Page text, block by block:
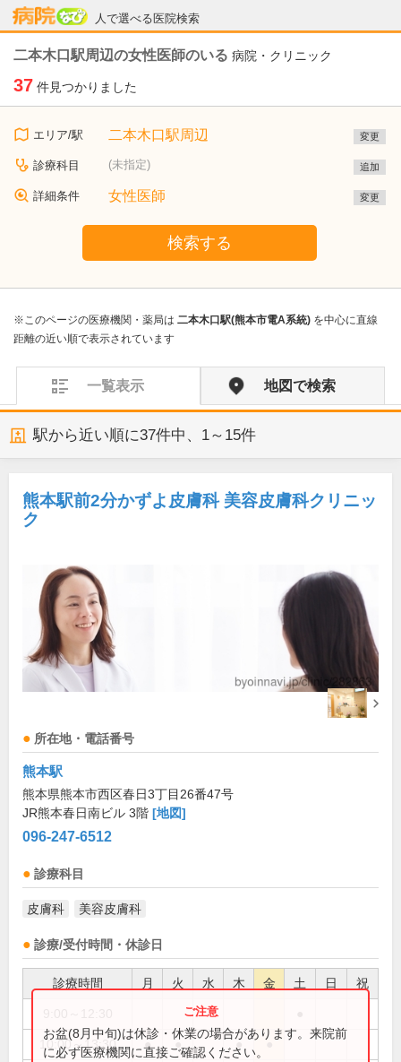
人で選べる医院検索
病院なび
二本木口駅周辺の女性医師のいる 病院・クリニック
37 件見つかりました
エリア/駅 二本木口駅周辺 変更
診療科目 (未指定) 追加
詳細条件 女性医師 変更
検索する
※このページの医療機関・薬局は 二本木口駅(熊本市電A系統) を中心に直線
距離の近い順で表示されています
一覧表示 地図で検索
駅から近い順に37件中、 1～15件
熊本駅前2分かずよ皮膚科 美容皮膚科クリニッ
ク
所在地・電話番号
熊本駅
熊本県熊本市西区春日3丁目26番47号
JR熊本春日南ビル 3階 [地図]
096-247-6512
診療科目
皮膚科 美容皮膚科
診療/受付時間・休診日
診療時間 月 火 水 木 金 土 日 祝
10:00～13:30 ● ● ● ●
お盆(8月中旬)は休診・休業の場合があります。来院前
に必ず医療機関に直接ご確認ください。